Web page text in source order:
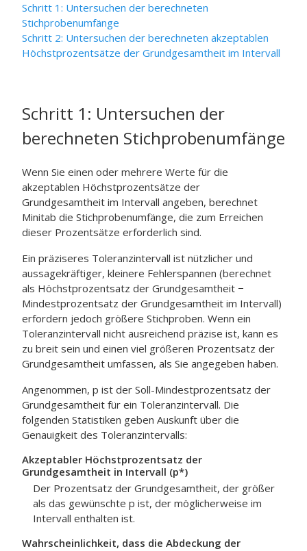
Schritt 1: Untersuchen der berechneten
Stichprobenumfänge
Schritt 2: Untersuchen der berechneten akzeptablen
Höchstprozentsätze der Grundgesamtheit im Intervall
Schritt 1: Untersuchen der
berechneten Stichprobenumfänge
Wenn Sie einen oder mehrere Werte für die
akzeptablen Höchstprozentsätze der
Grundgesamtheit im Intervall angeben, berechnet
Minitab die Stichprobenumfänge, die zum Erreichen
dieser Prozentsätze erforderlich sind.
Ein präziseres Toleranzintervall ist nützlicher und
aussagekräftiger, kleinere Fehlerspannen (berechnet
als Höchstprozentsatz der Grundgesamtheit −
Mindestprozentsatz der Grundgesamtheit im Intervall)
erfordern jedoch größere Stichproben. Wenn ein
Toleranzintervall nicht ausreichend präzise ist, kann es
zu breit sein und einen viel größeren Prozentsatz der
Grundgesamtheit umfassen, als Sie angegeben haben.
Angenommen, p ist der Soll-Mindestprozentsatz der
Grundgesamtheit für ein Toleranzintervall. Die
folgenden Statistiken geben Auskunft über die
Genauigkeit des Toleranzintervalls:
Akzeptabler Höchstprozentsatz der
Grundgesamtheit in Intervall (p*)
Der Prozentsatz der Grundgesamtheit, der größer
als das gewünschte p ist, der möglicherweise im
Intervall enthalten ist.
Wahrscheinlichkeit, dass die Abdeckung der